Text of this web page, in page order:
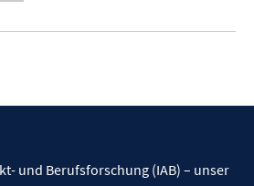
u
und Berufsforschung (IAB) – unser